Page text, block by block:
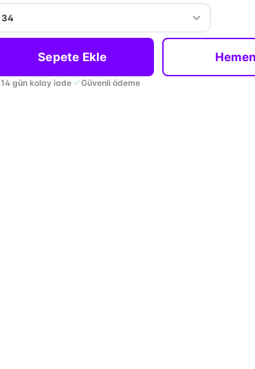
34
Sepete Ekle
14 gün kolay iade Güvenli ödeme